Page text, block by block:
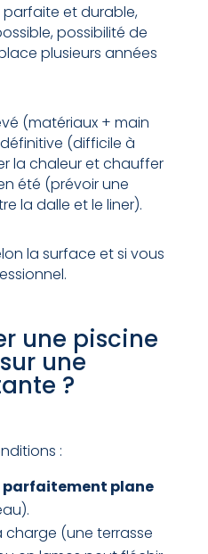
et durable,
possibilité de
plusieurs années
(matériaux + main
(difficile à
la chaleur et chauffer
été (prévoir une
la dalle et le liner).
la surface et si vous
une piscine
une
?
:
parfaitement plane
charge (une terrasse